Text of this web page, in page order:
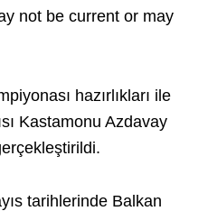
not be current or may
hazırlıkları ile
Kastamonu Azdavay
tarihlerinde Balkan